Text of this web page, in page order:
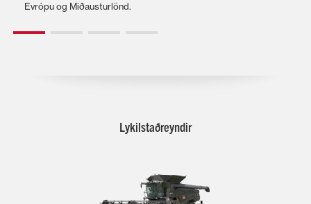
Evrópu og Miðausturlönd.
Lykilstaðreyndir